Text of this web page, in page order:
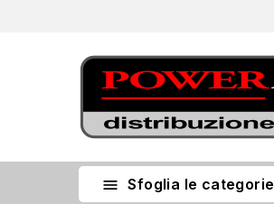
 Sfoglia le categorie